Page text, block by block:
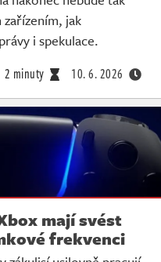
jak
i spekulace.
2 minuty 10. 6. 2026
mají svést
frekvenci